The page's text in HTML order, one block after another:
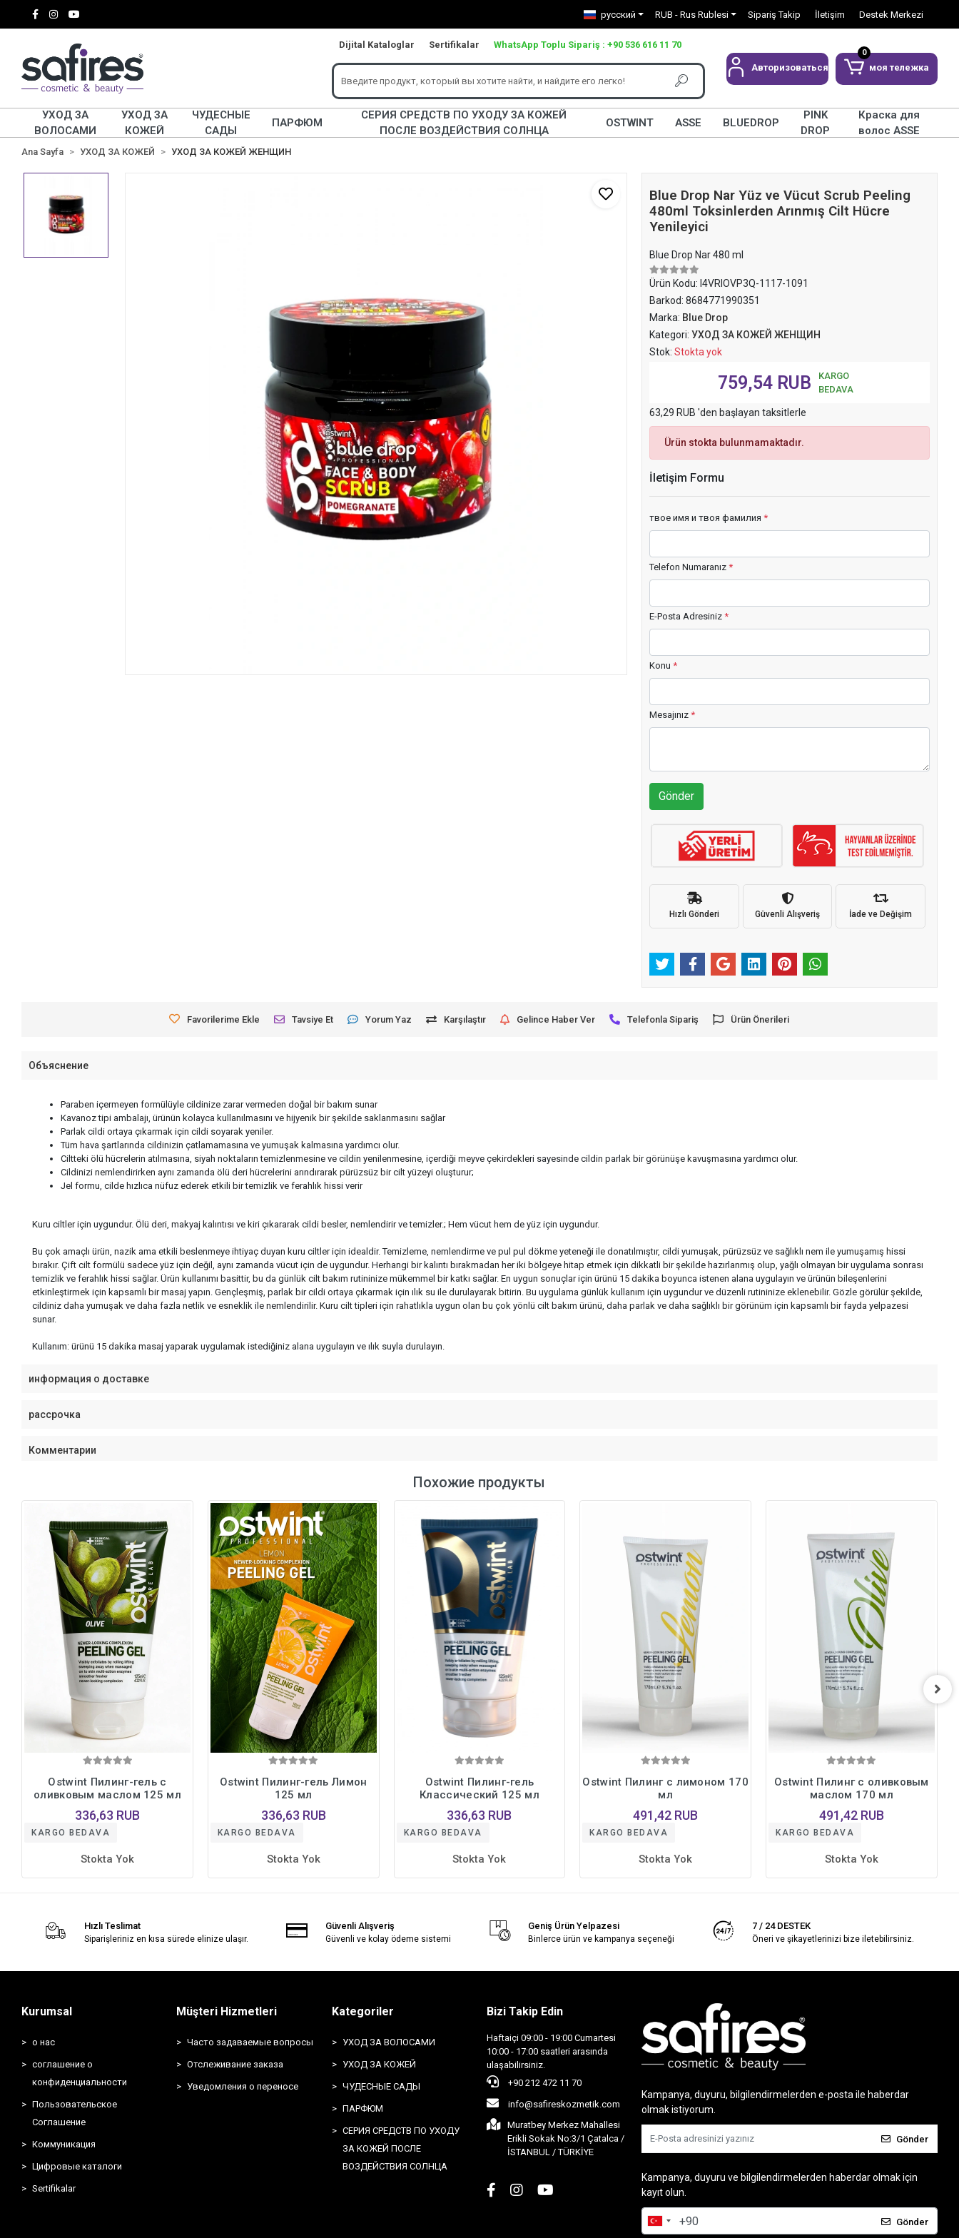
русский RUB - Rus Rublesi Sipariş Takip İletişim Destek Merkezi
Dijital Kataloglar Sertifikalar WhatsApp Toplu Sipariş : +90 536 616 11 70
Авторизоваться
0
моя тележка
УХОД ЗА
ВОЛОСАМИ
УХОД ЗА
КОЖЕЙ
ЧУДЕСНЫЕ
САДЫ
ПАРФЮМ
СЕРИЯ СРЕДСТВ ПО УХОДУ ЗА КОЖЕЙ
ПОСЛЕ ВОЗДЕЙСТВИЯ СОЛНЦА
OSTWINT ASSE BLUEDROP
PINK
DROP
Краска для
волос ASSE
Ana Sayfa УХОД ЗА КОЖЕЙ УХОД ЗА КОЖЕЙ ЖЕНЩИН
Blue Drop Nar Yüz ve Vücut Scrub Peeling
480ml Toksinlerden Arınmış Cilt Hücre
Yenileyici
Blue Drop Nar 480 ml
Ürün Kodu: I4VRIOVP3Q-1117-1091
Barkod:8684771990351
Marka: Blue Drop
Kategori:УХОД ЗА КОЖЕЙ ЖЕНЩИН
Stok:Stokta yok
759,54 RUB
KARGO
BEDAVA
63,29 RUB 'den başlayan taksitlerle
Ürün stokta bulunmamaktadır.
İletişim Formu
твое имя и твоя фамилия*
Telefon Numaranız*
E-Posta Adresiniz*
Konu*
Mesajınız*
Gönder
Hızlı Gönderi Güvenli Alışveriş İade ve Değişim
Favorilerime Ekle Tavsiye Et Yorum Yaz Karşılaştır Gelince Haber Ver Telefonla Sipariş Ürün Önerileri
Объяснение
Paraben içermeyen formülüyle cildinize zarar vermeden doğal bir bakım sunar
Kavanoz tipi ambalajı, ürünün kolayca kullanılmasını ve hijyenik bir şekilde saklanmasını sağlar
Parlak cildi ortaya çıkarmak için cildi soyarak yeniler.
Tüm hava şartlarında cildinizin çatlamamasına ve yumuşak kalmasına yardımcı olur.
Ciltteki ölü hücrelerin atılmasına, siyah noktaların temizlenmesine ve cildin yenilenmesine, içerdiği meyve çekirdekleri sayesinde cildin parlak bir görünüşe kavuşmasına yardımcı olur.
Cildinizi nemlendirirken aynı zamanda ölü deri hücrelerini arındırarak pürüzsüz bir cilt yüzeyi oluşturur;
Jel formu, cilde hızlıca nüfuz ederek etkili bir temizlik ve ferahlık hissi verir
Kuru ciltler için uygundur. Ölü deri, makyaj kalıntısı ve kiri çıkararak cildi besler, nemlendirir ve temizler.; Hem vücut hem de yüz için uygundur.
Bu çok amaçlı ürün, nazik ama etkili beslenmeye ihtiyaç duyan kuru ciltler için idealdir. Temizleme, nemlendirme ve pul pul dökme yeteneği ile donatılmıştır, cildi yumuşak, pürüzsüz ve sağlıklı nem ile yumuşamış hissi
bırakır. Çift cilt formülü sadece yüz için değil, aynı zamanda vücut için de uygundur. Herhangi bir kalıntı bırakmadan her iki bölgeye hitap etmek için dikkatli bir şekilde hazırlanmış olup, yağlı olmayan bir uygulama sonrası
temizlik ve ferahlık hissi sağlar. Ürün kullanımı basittir, bu da günlük cilt bakım rutininize mükemmel bir katkı sağlar. En uygun sonuçlar için ürünü 15 dakika boyunca istenen alana uygulayın ve ürünün bileşenlerini
etkinleştirmek için kapsamlı bir masaj yapın. Gençleşmiş, parlak bir cildi ortaya çıkarmak için ılık su ile durulayarak bitirin. Bu uygulama günlük kullanım için uygundur ve düzenli rutininize eklenebilir. Gözle görülür şekilde,
cildiniz daha yumuşak ve daha fazla netlik ve esneklik ile nemlendirilir. Kuru cilt tipleri için rahatlıkla uygun olan bu çok yönlü cilt bakım ürünü, daha parlak ve daha sağlıklı bir görünüm için kapsamlı bir fayda yelpazesi
sunar.
Kullanım: ürünü 15 dakika masaj yaparak uygulamak istediğiniz alana uygulayın ve ılık suyla durulayın.
информация о доставке
рассрочка
Комментарии
Похожие продукты
Ostwint Пилинг-гель с
оливковым маслом 125 мл
336,63 RUB
KARGO BEDAVA
Stokta Yok
Ostwint Пилинг-гель Лимон
125 мл
336,63 RUB
KARGO BEDAVA
Stokta Yok
Ostwint Пилинг-гель
Классический 125 мл
336,63 RUB
KARGO BEDAVA
Stokta Yok
Ostwint Пилинг с лимоном 170
мл
491,42 RUB
KARGO BEDAVA
Stokta Yok
Ostwint Пилинг с оливковым
маслом 170 мл
491,42 RUB
KARGO BEDAVA
Stokta Yok
Hızlı Teslimat
Siparişleriniz en kısa sürede elinize ulaşır.
Güvenli Alışveriş
Güvenli ve kolay ödeme sistemi
Geniş Ürün Yelpazesi
Binlerce ürün ve kampanya seçeneği
7 / 24 DESTEK
Öneri ve şikayetlerinizi bize iletebilirsiniz.
Kurumsal
о нас
соглашение о
конфиденциальности
Пользовательское
Соглашение
Коммуникация
Цифровые каталоги
Sertifikalar
Müşteri Hizmetleri
Часто задаваемые вопросы
Отслеживание заказа
Уведомления о переносе
Kategoriler
УХОД ЗА ВОЛОСАМИ
УХОД ЗА КОЖЕЙ
ЧУДЕСНЫЕ САДЫ
ПАРФЮМ
СЕРИЯ СРЕДСТВ ПО УХОДУ
ЗА КОЖЕЙ ПОСЛЕ
ВОЗДЕЙСТВИЯ СОЛНЦА
Bizi Takip Edin
Haftaiçi 09:00 - 19:00 Cumartesi
10:00 - 17:00 saatleri arasında
ulaşabilirsiniz.
+90 212 472 11 70
info@safireskozmetik.com
Muratbey Merkez Mahallesi
Erikli Sokak No:3/1 Çatalca /
İSTANBUL / TÜRKİYE
Kampanya, duyuru, bilgilendirmelerden e-posta ile haberdar
olmak istiyorum.
Gönder
Kampanya, duyuru ve bilgilendirmelerden haberdar olmak için
kayıt olun.
Gönder